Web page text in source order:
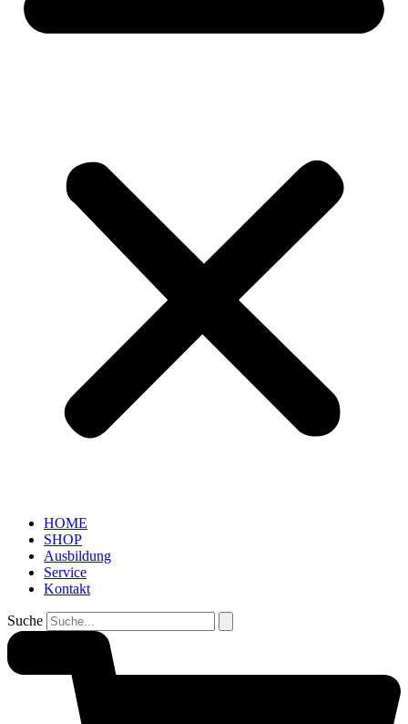
HOME
SHOP
Ausbildung
Service
Kontakt
Suche